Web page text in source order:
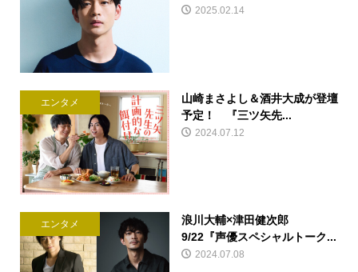
2025.02.14
エンタメ
山崎まさよし＆酒井大成が登壇
予定！ 『三ツ矢先...
2024.07.12
エンタメ
浪川大輔×津田健次郎
9/22『声優スペシャルトーク...
2024.07.08